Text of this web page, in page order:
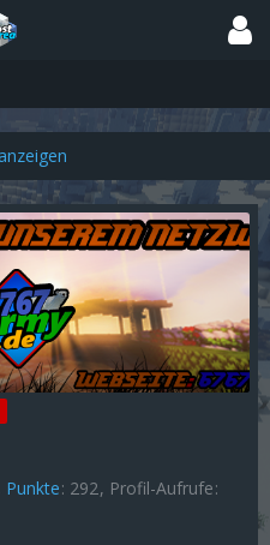
Punkte 292 Profil-Aufrufe